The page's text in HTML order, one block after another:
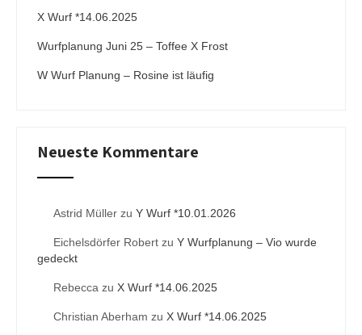
X Wurf *14.06.2025
Wurfplanung Juni 25 – Toffee X Frost
W Wurf Planung – Rosine ist läufig
Neueste Kommentare
Astrid Müller zu Y Wurf *10.01.2026
Eichelsdörfer Robert zu Y Wurfplanung – Vio wurde
gedeckt
Rebecca zu X Wurf *14.06.2025
Christian Aberham zu X Wurf *14.06.2025